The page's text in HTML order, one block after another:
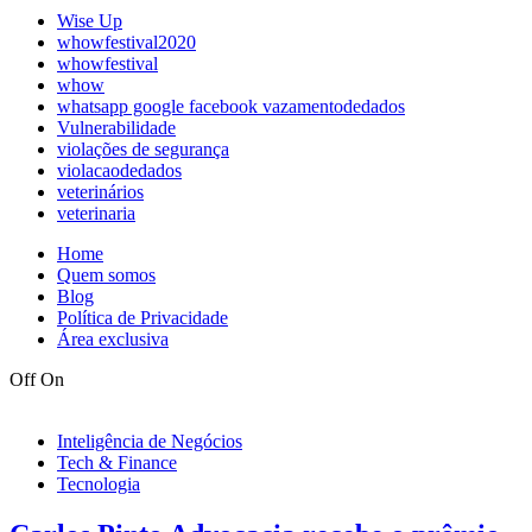
Wise Up
whowfestival2020
whowfestival
whow
whatsapp google facebook vazamentodedados
Vulnerabilidade
violações de segurança
violacaodedados
veterinários
veterinaria
Home
Quem somos
Blog
Política de Privacidade
Área exclusiva
Off On
Inteligência de Negócios
Tech & Finance
Tecnologia